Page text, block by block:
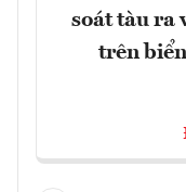
soát tàu ra
trên